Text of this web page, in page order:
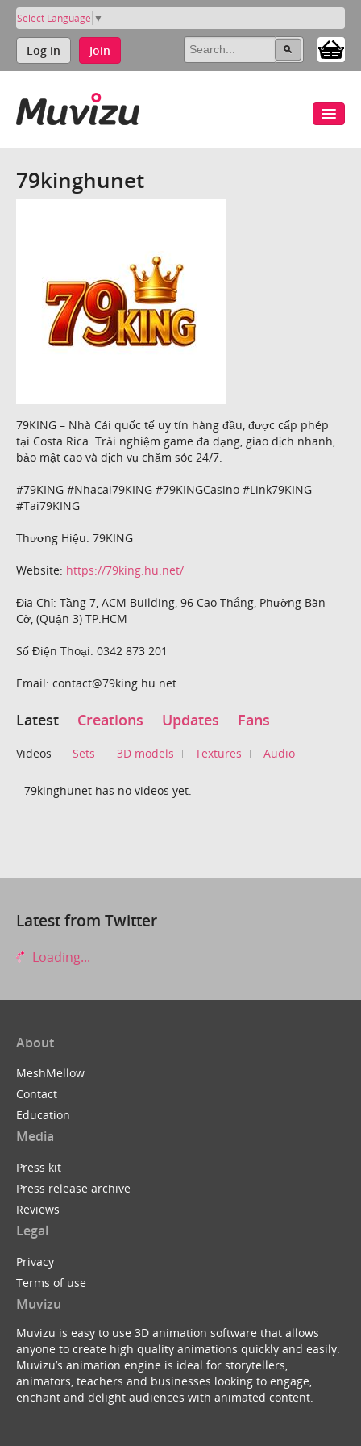
Select Language ▼
Log in Join
79kinghunet
79KING – Nhà Cái quốc tế uy tín hàng đầu, được cấp phép
tại Costa Rica. Trải nghiệm game đa dạng, giao dịch nhanh,
bảo mật cao và dịch vụ chăm sóc 24/7.
#79KING #Nhacai79KING #79KINGCasino #Link79KING
#Tai79KING
Thương Hiệu: 79KING
Website: https://79king.hu.net/
Địa Chỉ: Tầng 7, ACM Building, 96 Cao Thắng, Phường Bàn
Cờ, (Quận 3) TP.HCM
Số Điện Thoại: 0342 873 201
Email: contact@79king.hu.net
Latest Creations Updates Fans
Videos Sets 3D models Textures Audio
79kinghunet has no videos yet.
Latest from Twitter
Loading...
About
MeshMellow
Contact
Education
Media
Press kit
Press release archive
Reviews
Legal
Privacy
Terms of use
Muvizu
Muvizu is easy to use 3D animation software that allows
anyone to create high quality animations quickly and easily.
Muvizu’s animation engine is ideal for storytellers,
animators, teachers and businesses looking to engage,
enchant and delight audiences with animated content.